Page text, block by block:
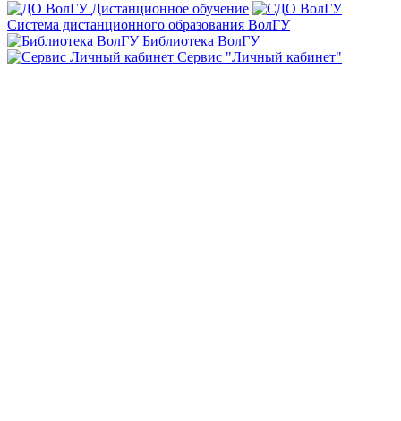
Дистанционное обучение
Система дистанционного образования ВолГУ
Библиотека ВолГУ
Сервис "Личный кабинет"